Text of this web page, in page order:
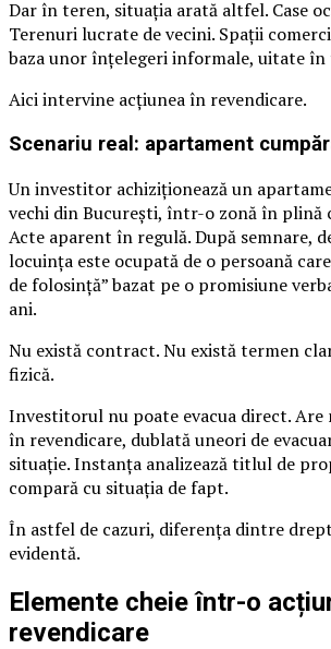
Dar în teren, situația arată altfel. Case
Terenuri lucrate de vecini. Spații
baza unor înțelegeri informale, uitate
Aici intervine acțiunea în revendicare.
Scenariu real: apartament
Un investitor achiziționează un
vechi din București, într-o zonă în plină
Acte aparent în regulă. După semnare,
locuința este ocupată de o persoană
de folosință” bazat pe o promisiune
ani.
Nu există contract. Nu există termen
fizică.
Investitorul nu poate evacua direct. Are
în revendicare, dublată uneori de
situație. Instanța analizează titlul de
compară cu situația de fapt.
În astfel de cazuri, diferența dintre
evidentă.
Elemente cheie într-o
revendicare